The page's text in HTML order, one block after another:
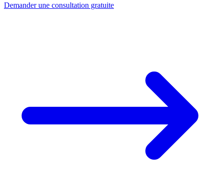
Demander une consultation gratuite